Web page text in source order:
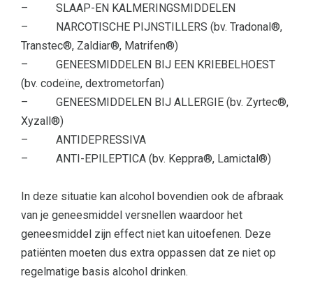
– SLAAP-EN KALMERINGSMIDDELEN
– NARCOTISCHE PIJNSTILLERS (bv. Tradonal®,
Transtec®, Zaldiar®, Matrifen®)
– GENEESMIDDELEN BIJ EEN KRIEBELHOEST
(bv. codeïne, dextrometorfan)
– GENEESMIDDELEN BIJ ALLERGIE (bv. Zyrtec®,
Xyzall®)
– ANTIDEPRESSIVA
– ANTI-EPILEPTICA (bv. Keppra®, Lamictal®)
In deze situatie kan alcohol bovendien ook de afbraak
van je geneesmiddel versnellen waardoor het
geneesmiddel zijn effect niet kan uitoefenen. Deze
patiënten moeten dus extra oppassen dat ze niet op
regelmatige basis alcohol drinken.